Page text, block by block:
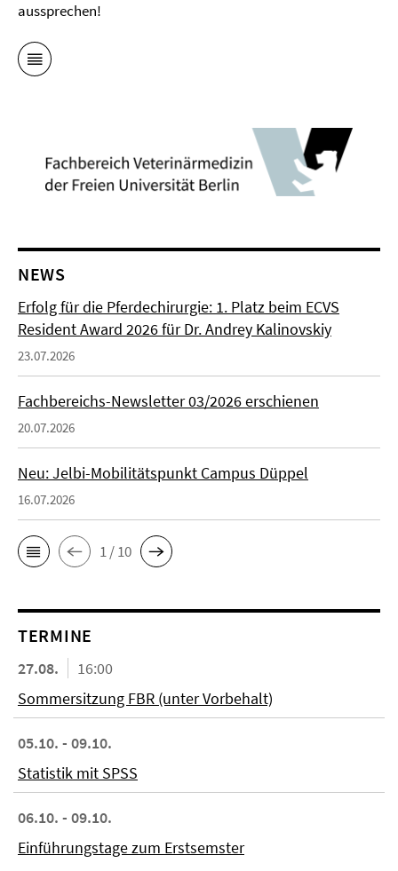
aussprechen!
NEWS
Erfolg für die Pferdechirurgie: 1. Platz beim ECVS
Resident Award 2026 für Dr. Andrey Kalinovskiy
23.07.2026
Fachbereichs-Newsletter 03/2026 erschienen
20.07.2026
Neu: Jelbi-Mobilitätspunkt Campus Düppel
16.07.2026
1 / 10
TERMINE
27.08.
16:00
Sommersitzung FBR (unter Vorbehalt)
05.10. - 09.10.
Statistik mit SPSS
06.10. - 09.10.
Einführungstage zum Erstsemster